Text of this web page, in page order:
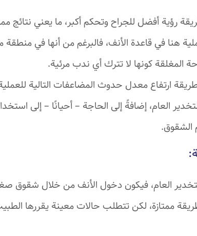
رؤية أفضل للجراح وتحكم أكبر، ما يعني نتائج
هنا في قاعدة الأنف، فالبرغم من أنها في
المغلقة كونها لا تترك أي ندب مرئية.
ارتفاع معدل حدوث المضاعفات التالية للعملية
العام، إضافةً إلى الحاجة – أحيانًا – إلى
الشقوق.
العام، فيكون دخول الأنف من خلال شقوق
ممتازة، لكن تتطلب حالات معينة يقررها